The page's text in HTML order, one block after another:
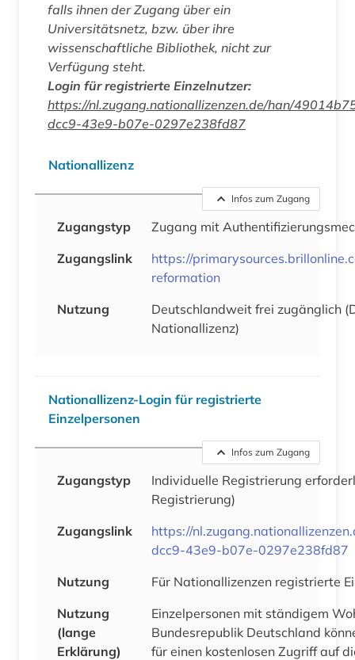
falls ihnen der Zugang über ein
Universitätsnetz, bzw. über ihre
wissenschaftliche Bibliothek, nicht zur
Verfügung steht.
Login für registrierte Einzelnutzer:
https://nl.zugang.nationallizenzen.de/han/
dcc9-43e9-b07e-0297e238fd87
Nationallizenz
Infos zum Zugang
Zugangstyp
Zugang mit
Zugangslink
https://
reformation
Nutzung
Deutschlandweit frei zugänglich
Nationallizenz)
Nationallizenz-Login für registrierte
Einzelpersonen
Infos zum Zugang
Zugangstyp
Individuelle Registrierung
Registrierung)
Zugangslink
https://
dcc9-43e9-b07e-0297e238fd87
Nutzung
Für Nationallizenzen registrierte
Nutzung
(lange
Erklärung)
Einzelpersonen mit ständigem
Bundesrepublik Deutschland
für einen kostenlosen Zugriff auf